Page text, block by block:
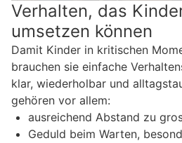
Verhalten, das
umsetzen können
Damit Kinder in kritischen
brauchen sie einfache
klar, wiederholbar und
gehören vor allem:
ausreichend Abstand zu
Geduld beim Warten,